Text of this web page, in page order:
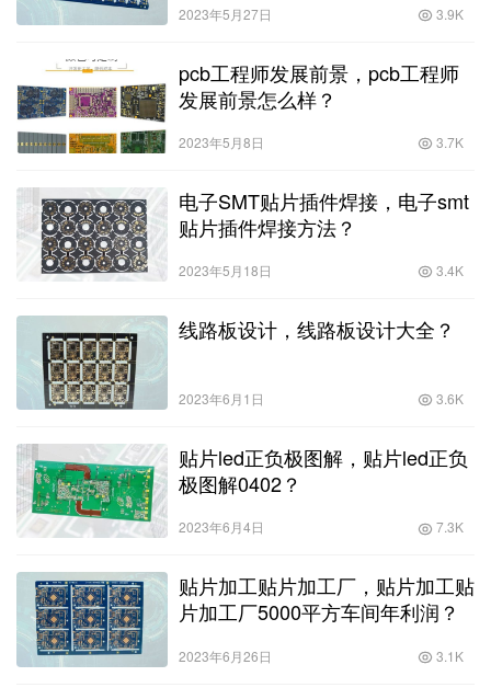
2023年5月27日 3.9K
pcb工程师发展前景，pcb工程师
发展前景怎么样？
2023年5月8日 3.7K
电子SMT贴片插件焊接，电子smt
贴片插件焊接方法？
2023年5月18日 3.4K
线路板设计，线路板设计大全？
2023年6月1日 3.6K
贴片led正负极图解，贴片led正负
极图解0402？
2023年6月4日 7.3K
贴片加工贴片加工厂，贴片加工贴
片加工厂5000平方车间年利润？
2023年6月26日 3.1K